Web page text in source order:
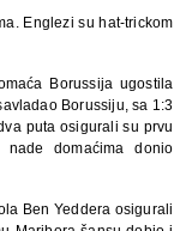
Englezi su hat-trickom
Borussija ugostila
Borussiju, sa 1:3
puta osigurali su prvu
domaćima donio
Ben Yeddera osigurali